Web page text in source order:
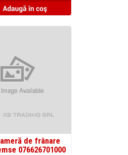
de frânare
076626701000